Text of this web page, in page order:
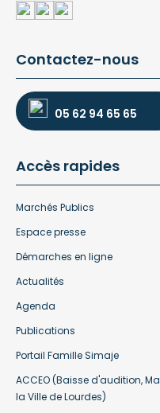
Contactez-nous
05 62 94 65 65
Accès rapides
Marchés Publics
Espace presse
Démarches en ligne
Actualités
Agenda
Publications
Portail Famille Simaje
ACCEO (Baisse d'audition,
la Ville de Lourdes)